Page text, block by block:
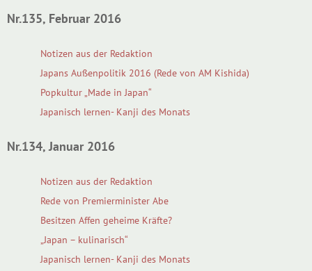
Nr.135, Februar 2016
Notizen aus der Redaktion
Japans Außenpolitik 2016 (Rede von AM Kishida)
Popkultur „Made in Japan“
Japanisch lernen- Kanji des Monats
Nr.134, Januar 2016
Notizen aus der Redaktion
Rede von Premierminister Abe
Besitzen Affen geheime Kräfte?
„Japan – kulinarisch“
Japanisch lernen- Kanji des Monats